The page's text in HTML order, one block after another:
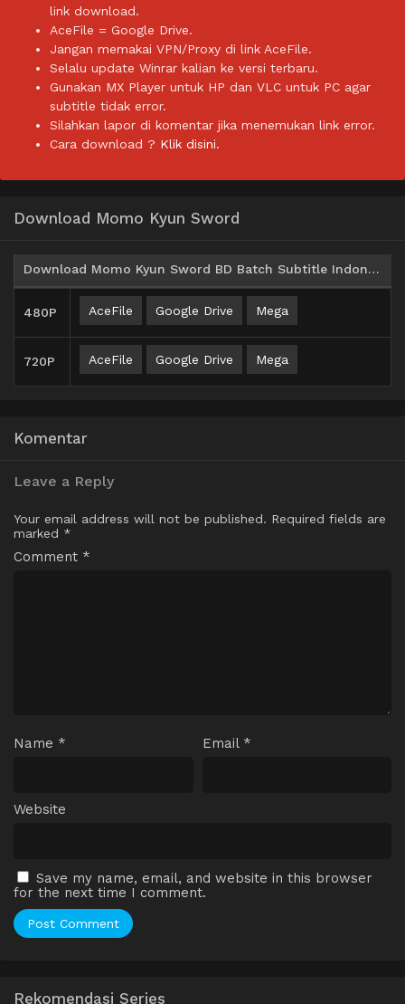
link download.
AceFile = Google Drive.
Jangan memakai VPN/Proxy di link AceFile.
Selalu update Winrar kalian ke versi terbaru.
Gunakan MX Player untuk HP dan VLC untuk PC agar
subtitle tidak error.
Silahkan lapor di komentar jika menemukan link error.
Cara download ? Klik disini.
Download Momo Kyun Sword
Download Momo Kyun Sword BD Batch Subtitle Indonesia
480P AceFile Google Drive Mega
720P AceFile Google Drive Mega
Komentar
Leave a Reply
Your email address will not be published. Required fields are
marked *
Comment *
Name * Email *
Website
Save my name, email, and website in this browser
for the next time I comment.
Rekomendasi Series